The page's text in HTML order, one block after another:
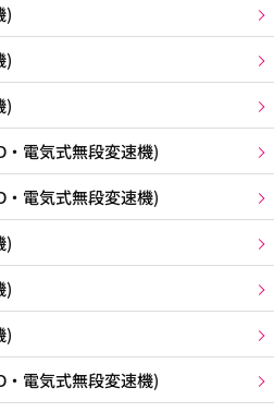
)
)
)
電気式無段変速機)
電気式無段変速機)
)
)
)
電気式無段変速機)